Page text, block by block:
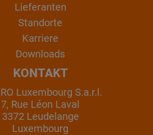
Lieferanten
Standorte
Karriere
Downloads
KONTAKT
Luxembourg S.a.r.l.
7, Rue Léon Laval
3372 Leudelange
Luxembourg